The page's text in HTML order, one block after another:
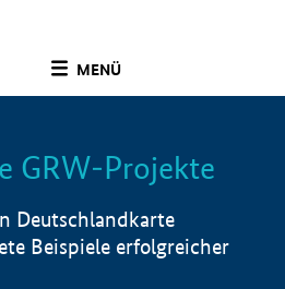
MENÜ
Info
GRW-Projekte
Deutschlandkarte
Beispiele erfolgreicher